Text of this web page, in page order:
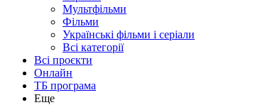
Мультфільми
Фільми
Українські фільми і серіали
Всі категорії
Всі проєкти
Онлайн
ТБ програма
Еще